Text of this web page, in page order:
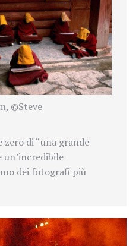
©Steve
zero di “una grande
un’incredibile
dei fotografi più